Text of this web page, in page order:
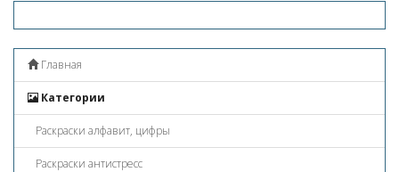
Главная
Категории
Раскраски алфавит, цифры
Раскраски антистресс